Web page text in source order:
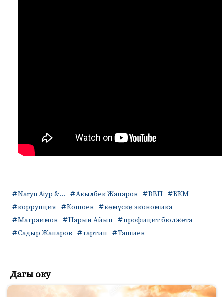
Naryn Aiyp &... Акылбек Жапаров ВВП
ККМ
коррупция
Кошоев
көмүскө экономика
Матраимов
Нарын Айып
профицит бюджета
Садыр Жапаров
тартип Ташиев
Дагы оку